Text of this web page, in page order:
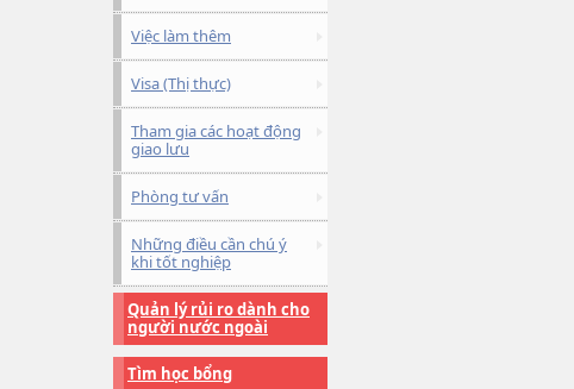
Việc làm thêm
Visa (Thị thực)
Tham gia các hoạt động
giao lưu
Phòng tư vấn
Những điều cần chú ý
khi tốt nghiệp
Quản lý rủi ro dành cho
người nước ngoài
Tìm học bổng